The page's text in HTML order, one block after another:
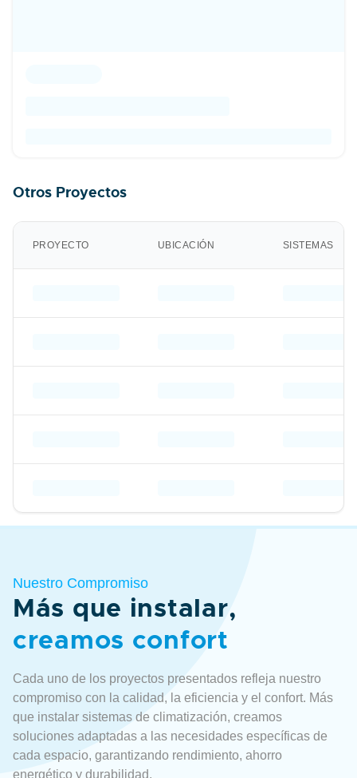
Otros Proyectos
PROYECTO UBICACIÓN SISTEMAS
Nuestro Compromiso
Más que instalar,
creamos confort
Cada uno de los proyectos presentados refleja nuestro
compromiso con la calidad, la eficiencia y el confort. Más
que instalar sistemas de climatización, creamos
soluciones adaptadas a las necesidades específicas de
cada espacio, garantizando rendimiento, ahorro
energético y durabilidad.